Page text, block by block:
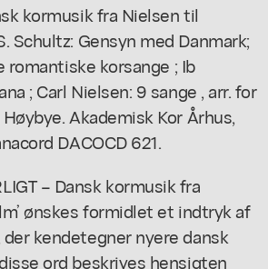
kormusik fra Nielsen til
Schultz: Gensyn med Danmark;
romantiske korsange ; Ib
; Carl Nielsen: 9 sange , arr. for
Akademisk Kor Århus,
DACOCD 621.
– Dansk kormusik fra
ønskes formidlet et indtryk af
kendetegner nyere dansk
ord beskrives hensigten